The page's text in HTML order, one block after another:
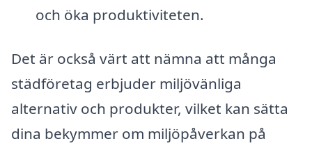
och öka produktiviteten.
Det är också värt att nämna att många
städföretag erbjuder miljövänliga
alternativ och produkter, vilket kan sätta
dina bekymmer om miljöpåverkan på